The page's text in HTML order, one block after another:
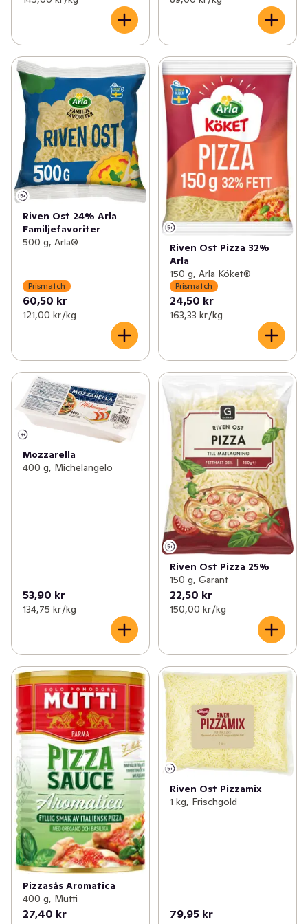
Riven Ost 24% Arla
Familjefavoriter
500 g, Arla®
Prismatch
60,50 kr
121,00 kr /kg
Riven Ost Pizza 32%
Arla
150 g, Arla Köket®
Prismatch
24,50 kr
163,33 kr /kg
Mozzarella
400 g, Michelangelo
53,90 kr
134,75 kr /kg
Riven Ost Pizza 25%
150 g, Garant
22,50 kr
150,00 kr /kg
Pizzasås Aromatica
400 g, Mutti
27,40 kr
Riven Ost Pizzamix
1 kg, Frischgold
79,95 kr